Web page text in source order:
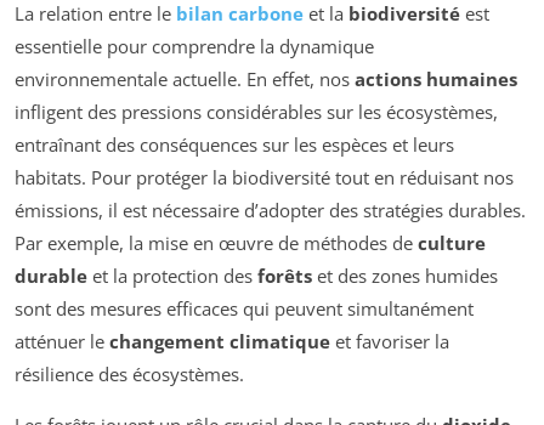
La relation entre le bilan carbone et la biodiversité est
essentielle pour comprendre la dynamique
environnementale actuelle. En effet, nos actions humaines
infligent des pressions considérables sur les écosystèmes,
entraînant des conséquences sur les espèces et leurs
habitats. Pour protéger la biodiversité tout en réduisant nos
émissions, il est nécessaire d’adopter des stratégies durables.
Par exemple, la mise en œuvre de méthodes de culture
durable et la protection des forêts et des zones humides
sont des mesures efficaces qui peuvent simultanément
atténuer le changement climatique et favoriser la
résilience des écosystèmes.